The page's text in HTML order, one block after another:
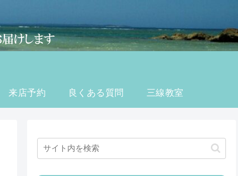
来店予約 良くある質問 三線教室